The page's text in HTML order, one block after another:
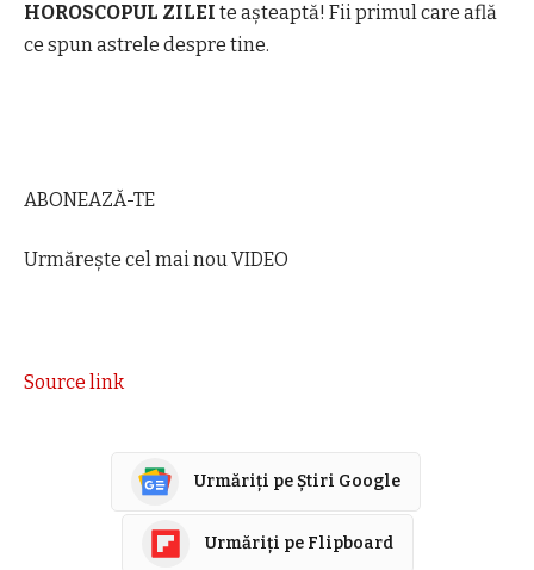
HOROSCOPUL ZILEI te așteaptă! Fii primul care află
ce spun astrele despre tine.
ABONEAZĂ-TE
Urmărește cel mai nou VIDEO
Source link
Urmăriți pe Știri Google
Urmăriți pe Flipboard